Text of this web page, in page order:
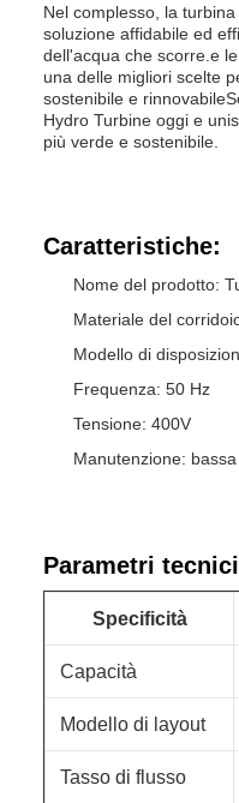
Nel complesso, la
soluzione affidabile ed
dell'acqua che scorre.e
una delle migliori scelte
sostenibile e
Hydro Turbine oggi e
più verde e sostenibile.
Caratteristiche:
Nome del prodotto:
Materiale del
Modello di
Frequenza: 50 Hz
Tensione: 400V
Manutenzione: bassa
Parametri
Specificità
Capacità
Modello di layout
Tasso di flusso